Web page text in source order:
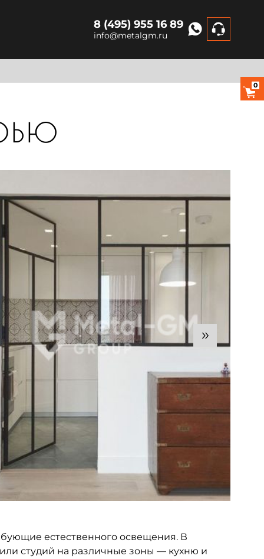
8 (495) 955 16 89
info@metalgm.ru
естественного освещения. В
студий на различные зоны — кухню и
0